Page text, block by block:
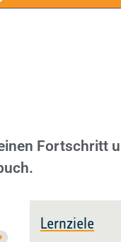
Fortschritt
Lernziele